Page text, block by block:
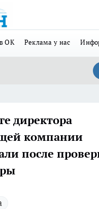
ОК Реклама у нас
директора
компании
после